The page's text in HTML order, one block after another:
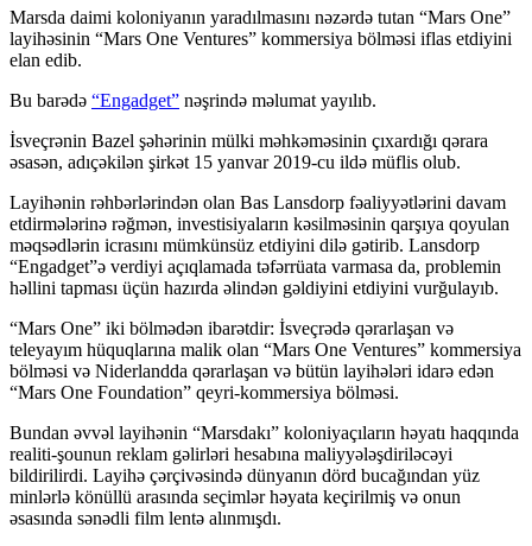
Marsda daimi koloniyanın yaradılmasını nəzərdə tutan “Mars One”
layihəsinin “Mars One Ventures” kommersiya bölməsi iflas etdiyini
elan edib.
Bu barədə “Engadget” nəşrində məlumat yayılıb.
İsveçrənin Bazel şəhərinin mülki məhkəməsinin çıxardığı qərara
əsasən, adıçəkilən şirkət 15 yanvar 2019-cu ildə müflis olub.
Layihənin rəhbərlərindən olan Bas Lansdorp fəaliyyətlərini davam
etdirmələrinə rəğmən, investisiyaların kəsilməsinin qarşıya qoyulan
məqsədlərin icrasını mümkünsüz etdiyini dilə gətirib. Lansdorp
“Engadget”ə verdiyi açıqlamada təfərrüata varmasa da, problemin
həllini tapması üçün hazırda əlindən gəldiyini etdiyini vurğulayıb.
“Mars One” iki bölmədən ibarətdir: İsveçrədə qərarlaşan və
teleyayım hüquqlarına malik olan “Mars One Ventures” kommersiya
bölməsi və Niderlandda qərarlaşan və bütün layihələri idarə edən
“Mars One Foundation” qeyri-kommersiya bölməsi.
Bundan əvvəl layihənin “Marsdakı” koloniyaçıların həyatı haqqında
realiti-şounun reklam gəlirləri hesabına maliyyələşdiriləcəyi
bildirilirdi. Layihə çərçivəsində dünyanın dörd bucağından yüz
minlərlə könüllü arasında seçimlər həyata keçirilmiş və onun
əsasında sənədli film lentə alınmışdı.